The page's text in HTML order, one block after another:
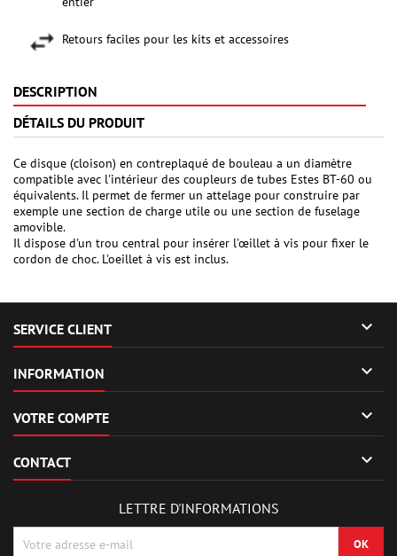
Retours faciles pour les kits et accessoires
DESCRIPTION
DÉTAILS DU PRODUIT
Ce disque (cloison) en contreplaqué de bouleau a un diamètre
compatible avec l'intérieur des coupleurs de tubes Estes BT-60 ou
équivalents. Il permet de fermer un attelage pour construire par
exemple une section de charge utile ou une section de fuselage
amovible.
Il dispose d'un trou central pour insérer l'œillet à vis pour fixer le
cordon de choc. L'oeillet à vis est inclus.
SERVICE CLIENT 
INFORMATION 
VOTRE COMPTE 
CONTACT 
LETTRE D'INFORMATIONS